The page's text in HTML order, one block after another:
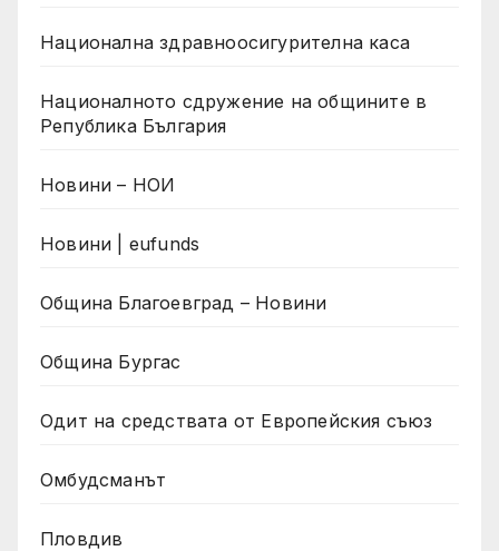
Национална здравноосигурителна каса
Националното сдружение на общините в
Република България
Новини – НОИ
Новини | eufunds
Община Благоевград – Новини
Община Бургас
Одит на средствата от Европейския съюз
Омбудсманът
Пловдив